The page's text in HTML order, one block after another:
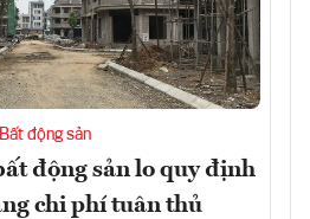
Bất động sản
động sản lo quy định
chi phí tuân thủ